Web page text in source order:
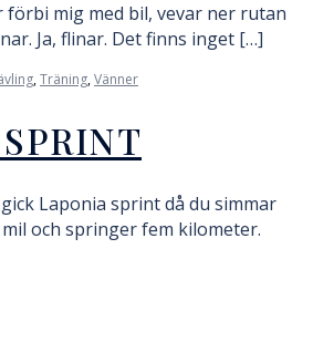
mig med bil, vevar ner rutan
Ja, flinar. Det finns inget […]
,Träning,Vänner
Laponia sprint då du simmar
och springer fem kilometer.